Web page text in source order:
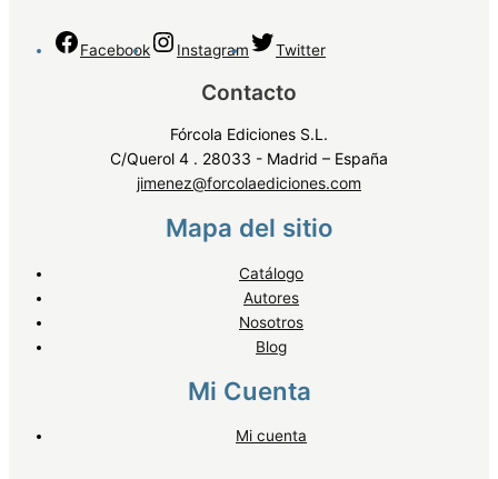
Facebook Instagram Twitter
Contacto
Fórcola Ediciones S.L.
C/Querol 4 . 28033 - Madrid – España
jimenez@forcolaediciones.com
Mapa del sitio
Catálogo
Autores
Nosotros
Blog
Mi Cuenta
Mi cuenta